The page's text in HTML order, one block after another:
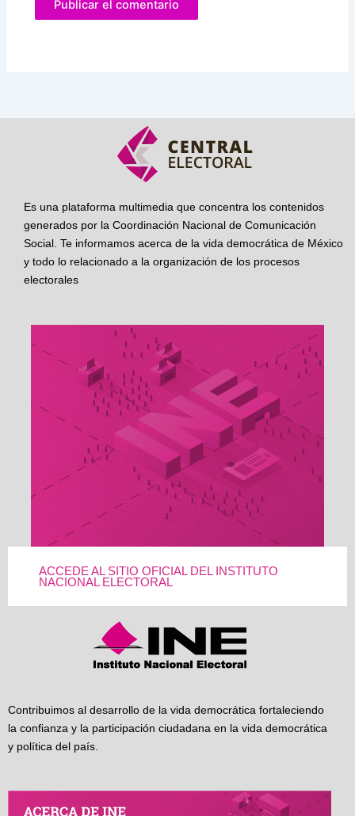
Es una plataforma multimedia que concentra los contenidos
generados por la Coordinación Nacional de Comunicación
Social. Te informamos acerca de la vida democrática de México
y todo lo relacionado a la organización de los procesos
electorales
ACCEDE AL SITIO OFICIAL DEL INSTITUTO
NACIONAL ELECTORAL
Contribuimos al desarrollo de la vida democrática fortaleciendo
la confianza y la participación ciudadana en la vida democrática
y política del país.